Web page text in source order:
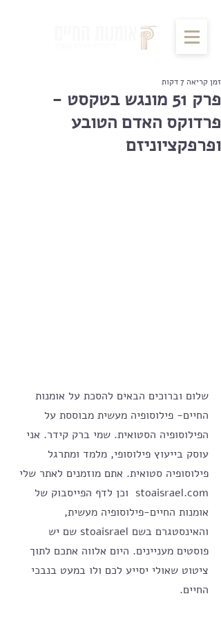
פרק 51 מונגש בטקסט -
פרדוקס האדם הטובע
ופרפקציוניזם
זמן קריאה 7 דקות
שלום וברוכים הבאים להסכת על אומנות
החיים- פילוסופיה מעשית מבוססת על
הפילוסופיה הסטואית. שמי ברק קידר. אני
עוסק בייעוץ פילוסופי, מלמד ומתרגל
פילוסופיה סטואית. אתם מוזמנים לאתר שלי
stoaisrael.com  וכן לדף הפייסבוק של
אומנות החיים-פילוסופיה מעשית,
והאינסטגרם בשם stoaisrael שם יש
פוסטים מעניינים. היום אלווה אתכם לתוך
ציטוט שאולי יסייע לכם ולו במעט בנבכי
החיים.